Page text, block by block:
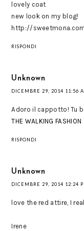
lovely coat
new look on my blog!
http://
RISPONDI
Unknown
DICEMBRE 29, 2014 11:56
Adoro il cappotto! Tu
THE WALKING FASHION
RISPONDI
Unknown
DICEMBRE 29, 2014 12:24
love the red attire, I
Irene